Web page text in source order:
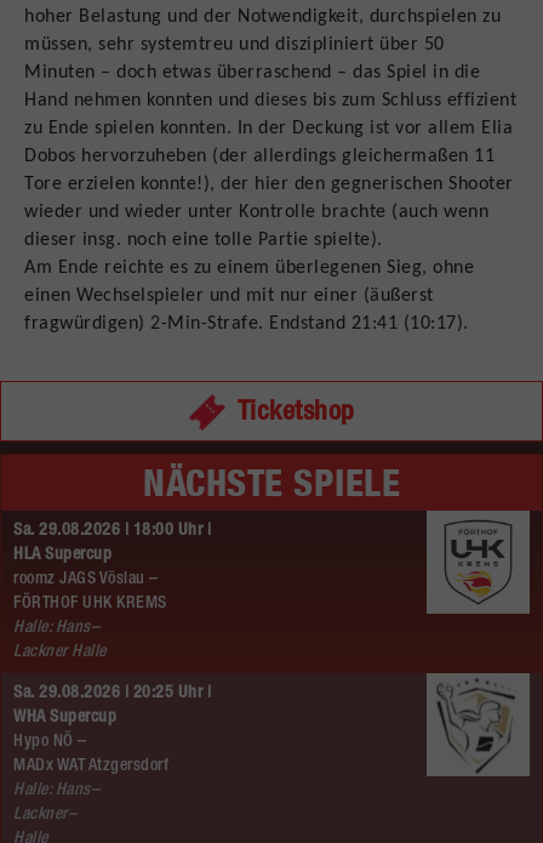
hoher Belastung und der Notwendigkeit, durchspielen zu
müssen, sehr systemtreu und diszipliniert über 50
Minuten – doch etwas überraschend – das Spiel in die
Hand nehmen konnten und dieses bis zum Schluss effizient
zu Ende spielen konnten. In der Deckung ist vor allem Elia
Dobos hervorzuheben (der allerdings gleichermaßen 11
Tore erzielen konnte!), der hier den gegnerischen Shooter
wieder und wieder unter Kontrolle brachte (auch wenn
dieser insg. noch eine tolle Partie spielte).
Am Ende reichte es zu einem überlegenen Sieg, ohne
einen Wechselspieler und mit nur einer (äußerst
fragwürdigen) 2-Min-Strafe. Endstand 21:41 (10:17).
Ticketshop
NÄCHSTE SPIELE
Sa. 29.08.2026 | 18:00 Uhr |
HLA Supercup
roomz JAGS Vöslau –
FÖRTHOF UHK KREMS
Halle: Hans–
Lackner Halle
Sa. 29.08.2026 | 20:25 Uhr |
WHA Supercup
Hypo NÖ –
MADx WAT Atzgersdorf
Halle: Hans–
Lackner–
Halle